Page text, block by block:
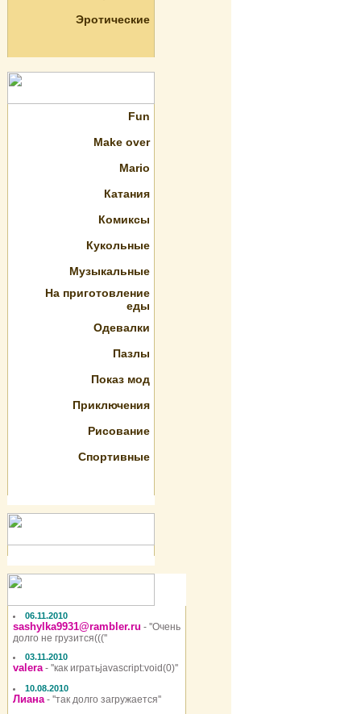
Эротические
Fun
Make over
Mario
Катания
Комиксы
Кукольные
Музыкальные
На приготовление
еды
Одевалки
Пазлы
Показ мод
Приключения
Рисование
Спортивные
06.11.2010
sashylka9931@rambler.ru - ''Очень
долго не грузится(((''
03.11.2010
valera- ''как игратьjavascript:void(0)''
10.08.2010
Лиана- ''так долго загружается''